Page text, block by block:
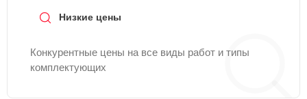
Низкие цены
Конкурентные цены на все виды работ и типы
комплектующих